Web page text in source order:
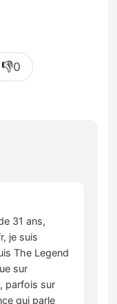
👎0
31 ans,
je suis
The Legend
sur
parfois sur
qui parle